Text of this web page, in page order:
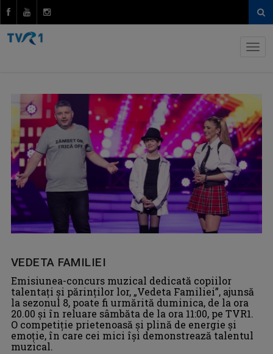
VEDETA FAMILIEI
Emisiunea-concurs muzical dedicată copiilor
talentați și părinților lor, „Vedeta Familiei”, ajunsă
la sezonul 8, poate fi urmărită duminica, de la ora
20.00 și în reluare sâmbăta de la ora 11:00, pe TVR1.
O competiție prietenoasă și plină de energie şi
emoție, în care cei mici își demonstrează talentul
muzical.